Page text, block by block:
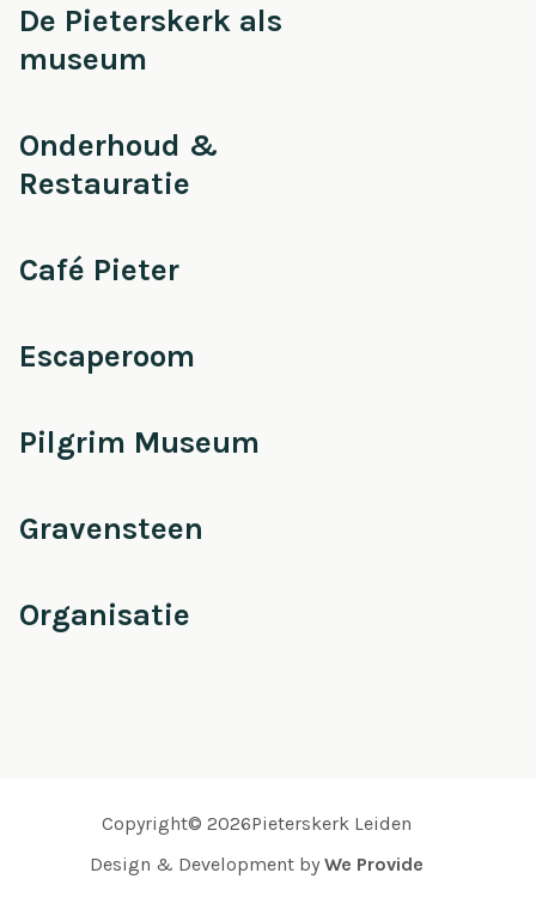
De Pieterskerk als
museum
Onderhoud &
Restauratie
Café Pieter
Escaperoom
Pilgrim Museum
Gravensteen
Organisatie
Copyright© 2026Pieterskerk Leiden
Design & Development by We Provide